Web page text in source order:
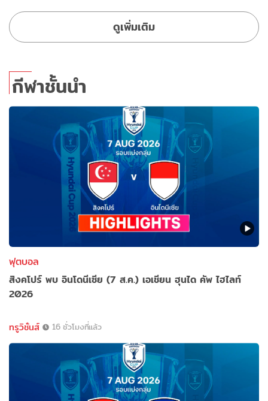
ดูเพิ่มเติม
กีฬาชั้นนำ
ฟุตบอล
สิงคโปร์ พบ อินโดนีเซีย (7 ส.ค.) เอเชียน ฮุนได คัพ ไฮไลท์
2026
ทรูวิชั่นส์ 16 ชั่วโมงที่แล้ว